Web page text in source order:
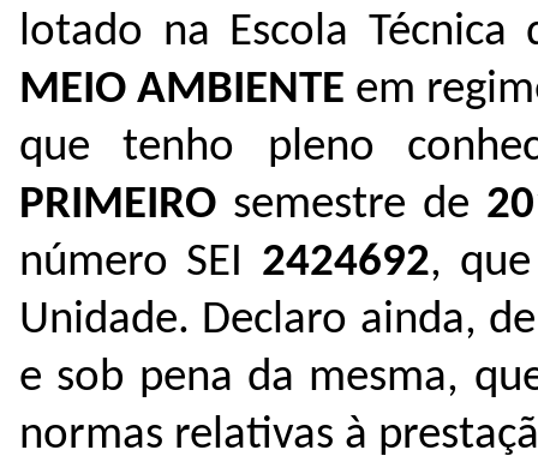
lotado na Escola Técnica
MEIO AMBIENTE em
que tenho pleno
PRIMEIRO semestre de
número SEI 2424692,
Unidade. Declaro ainda,
e sob pena da mesma,
normas relativas à